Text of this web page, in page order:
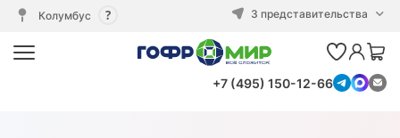
Колумбус 3 представительства
+7 (495) 150-12-66